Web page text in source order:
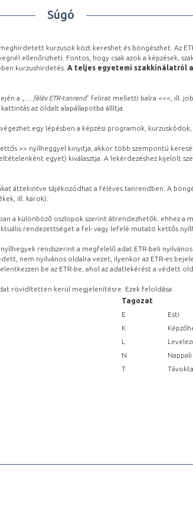
Súgó
kurzusok közt kereshet és böngészhet. Az
ellenőrizheti. Fontos, hogy csak azok a képzések,
kurzushirdetés. A teljes egyetemi szakkínálatról a
a „ … félév ETR-tanrend” felirat melletti balra <<<, ill.
az oldalt alapállapotba állítja.
egy lépésben a képzési programok,
>> nyílheggyel kinyitja, akkor több szempontú
egyet) kiválasztja. A lekérdezéshez kijelölt
áttekintve tájékozódhat a féléves tanrendben. A
ill. karok).
a különböző oszlopok szerint átrendezhetők: ehhez a
rendezettséget a fel- vagy lefelé mutató kettős
rendszerint a megfelelő adat ETR-beli
nem nyilvános oldalra vezet, ilyenkor az ETR-es
be az ETR-be, ahol az adatlekérést a védett
rövidítetten kerül megjelenítésre. Ezek feloldása:
Tagozat
E
Esti
K
L
N
Nappali
T